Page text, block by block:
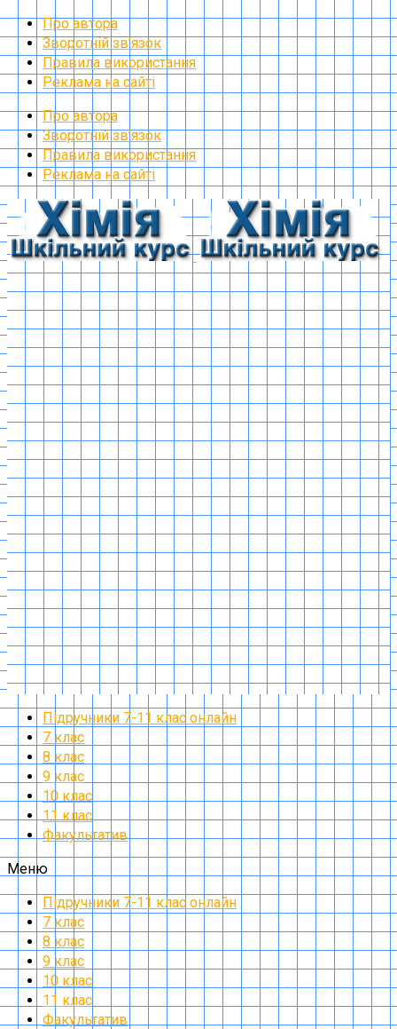
Про автора
Зворотній зв’язок
Правила використання
Реклама на сайті
Про автора
Зворотній зв’язок
Правила використання
Реклама на сайті
Підручники 7-11 клас онлайн
7 клас
8 клас
9 клас
10 клас
11 клас
Факультатив
Меню
Підручники 7-11 клас онлайн
7 клас
8 клас
9 клас
10 клас
11 клас
Факультатив